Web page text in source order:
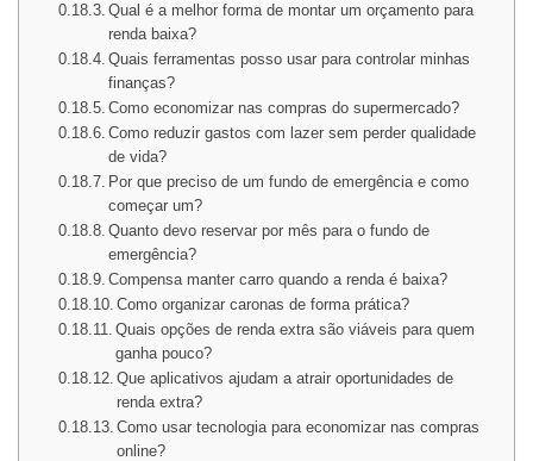
Qual é a melhor forma de montar um orçamento para
renda baixa?
Quais ferramentas posso usar para controlar minhas
finanças?
Como economizar nas compras do supermercado?
Como reduzir gastos com lazer sem perder qualidade
de vida?
Por que preciso de um fundo de emergência e como
começar um?
Quanto devo reservar por mês para o fundo de
emergência?
Compensa manter carro quando a renda é baixa?
Como organizar caronas de forma prática?
Quais opções de renda extra são viáveis para quem
ganha pouco?
Que aplicativos ajudam a atrair oportunidades de
renda extra?
Como usar tecnologia para economizar nas compras
online?